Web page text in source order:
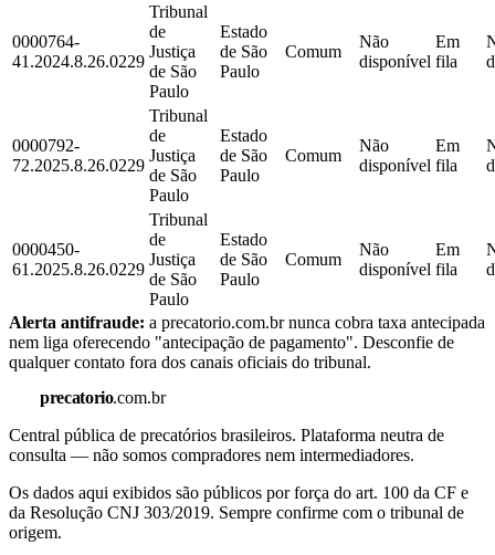
0000764-
41.2024.8.26.0229
Tribunal
de
Justiça
de São
Paulo
Estado
de São
Paulo
Comum
Não
disponível
Em
fila
0000792-
72.2025.8.26.0229
Tribunal
de
Justiça
de São
Paulo
Estado
de São
Paulo
Comum
Não
disponível
Em
fila
0000450-
61.2025.8.26.0229
Tribunal
de
Justiça
de São
Paulo
Estado
de São
Paulo
Comum
Não
disponível
Em
fila
Alerta antifraude: a precatorio.com.br nunca cobra taxa antecipada
nem liga oferecendo "antecipação de pagamento". Desconfie de
qualquer contato fora dos canais oficiais do tribunal.
precatorio.com.br
Central pública de precatórios brasileiros. Plataforma neutra de
consulta — não somos compradores nem intermediadores.
Os dados aqui exibidos são públicos por força do art. 100 da CF e
da Resolução CNJ 303/2019. Sempre confirme com o tribunal de
origem.